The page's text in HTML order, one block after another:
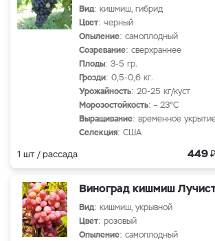
Вид: кишмиш, гибрид
Цвет: черный
Опыление: самоплодный
Созревание: сверхраннее
Плоды: 3-5 гр.
Грозди: 0,5-0,6 кг.
Урожайность: 20-25 кг/куст
Морозостойкость: – 23°С
Выращивание: временное
Селекция: США
1 шт / рассада 449₽
Виноград кишмиш
Вид: кишмиш, укрывной
Цвет: розовый
Опыление: самоплодный